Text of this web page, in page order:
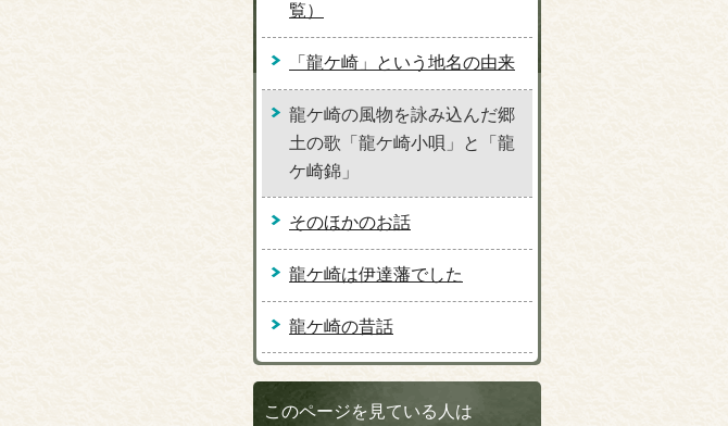
覧）
「龍ケ崎」という地名の由来
龍ケ崎の風物を詠み込んだ郷
土の歌「龍ケ崎小唄」と「龍
ケ崎錦」
そのほかのお話
龍ケ崎は伊達藩でした
龍ケ崎の昔話
このページを見ている人は